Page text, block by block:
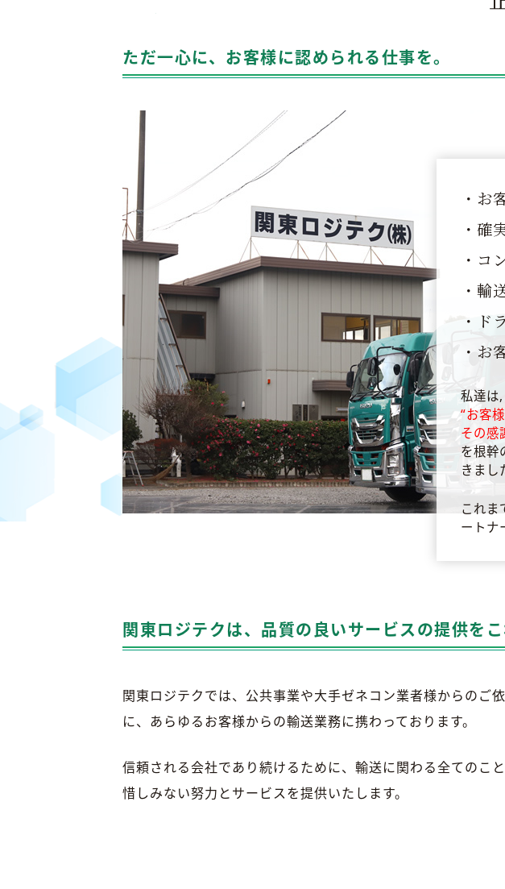
ただ一心に、お客様に認められる仕事を。
・お
・確
・コ
・輸
・ド
・お
私達は,
“お客
その感
を根幹
きまし
これま
ートナ
関東ロジテクは、品質の良いサービスの提供を
関東ロジテクでは、公共事業や大手ゼネコン業者様からのご
に、あらゆるお客様からの輸送業務に携わっております。
信頼される会社であり続けるために、輸送に関わる全てのこと
惜しみない努力とサービスを提供いたします。